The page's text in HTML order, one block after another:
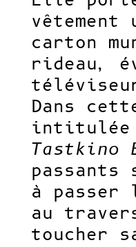
vêtement
carton
rideau,
Dans
intitulée
Tastkino
à passer
au
toucher